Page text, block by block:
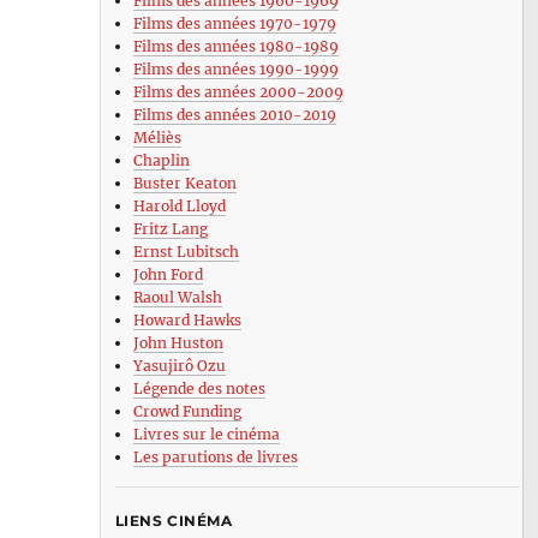
Films des années 1970-1979
Films des années 1980-1989
Films des années 1990-1999
Films des années 2000-2009
Films des années 2010-2019
Méliès
Chaplin
Buster Keaton
Harold Lloyd
Fritz Lang
Ernst Lubitsch
John Ford
Raoul Walsh
Howard Hawks
John Huston
Yasujirô Ozu
Légende des notes
Crowd Funding
Livres sur le cinéma
Les parutions de livres
LIENS CINÉMA